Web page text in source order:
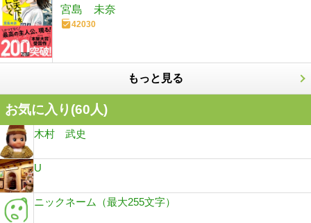
宮島 未奈
42030
もっと見る
お気に入り(60人)
木村 武史
U
ニックネーム（最大255文字）